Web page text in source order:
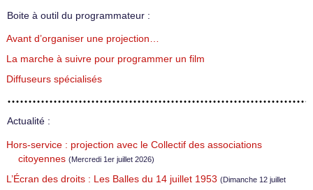
Boite à outil du programmateur :
Avant d’organiser une projection…
La marche à suivre pour programmer un film
Diffuseurs spécialisés
Actualité :
Hors-service : projection avec le Collectif des associations
citoyennes (Mercredi 1er juillet 2026)
L’Écran des droits : Les Balles du 14 juillet 1953 (Dimanche 12 juillet